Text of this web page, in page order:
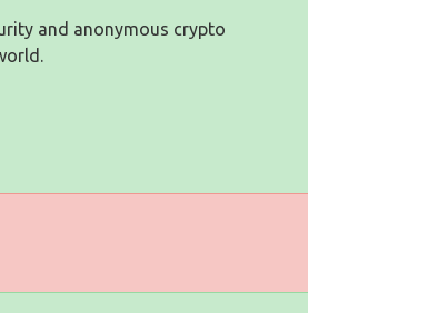
and anonymous crypto